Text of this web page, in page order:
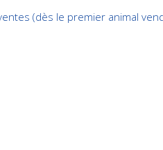
(dès le premier animal